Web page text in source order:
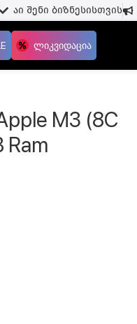
აი შენი ბიზნესისთვის
ლიკვიდაცია
M3 (8C
Ram